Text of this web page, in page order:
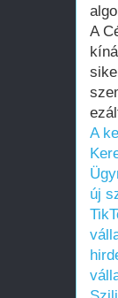
A
A
új